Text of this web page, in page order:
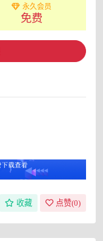
永久会员
免费
收藏 点赞(0)